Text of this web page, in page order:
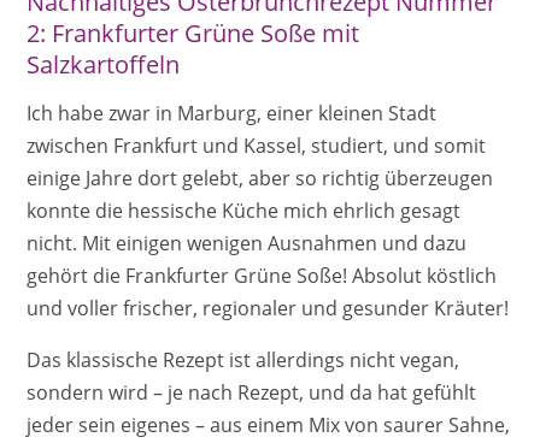
2: Frankfurter Grüne Soße mit
Salzkartoffeln
Ich habe zwar in Marburg, einer kleinen Stadt
zwischen Frankfurt und Kassel, studiert, und somit
einige Jahre dort gelebt, aber so richtig überzeugen
konnte die hessische Küche mich ehrlich gesagt
nicht. Mit einigen wenigen Ausnahmen und dazu
gehört die Frankfurter Grüne Soße! Absolut köstlich
und voller frischer, regionaler und gesunder Kräuter!
Das klassische Rezept ist allerdings nicht vegan,
sondern wird – je nach Rezept, und da hat gefühlt
jeder sein eigenes – aus einem Mix von saurer Sahne,